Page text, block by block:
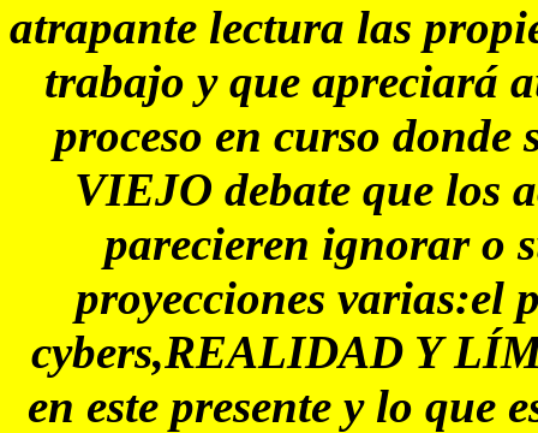
atrapante lectura las
trabajo y que apreciará
proceso en curso donde
VIEJO debate que los
parecieren ignorar o
proyecciones varias:el
cybers,REALIDAD Y
en este presente y lo que